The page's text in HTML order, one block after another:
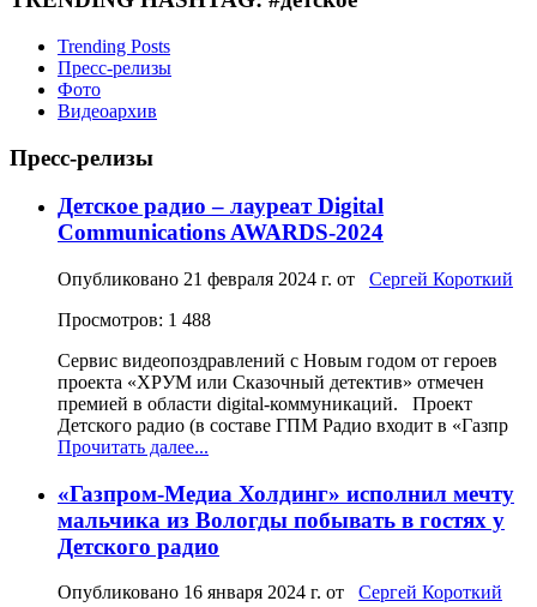
Trending Posts
Пресс-релизы
Фото
Видеоархив
Пресс-релизы
Детское радио – лауреат Digital
Communications AWARDS-2024
Опубликовано 21 февраля 2024 г. от Сергей Короткий
Просмотров: 1 488
Сервис видеопоздравлений с Новым годом от героев
проекта «ХРУМ или Сказочный детектив» отмечен
премией в области digital-коммуникаций. Проект
Детского радио (в составе ГПМ Радио входит в «Газпр
Прочитать далее...
«Газпром-Медиа Холдинг» исполнил мечту
мальчика из Вологды побывать в гостях у
Детского радио
Опубликовано 16 января 2024 г. от Сергей Короткий